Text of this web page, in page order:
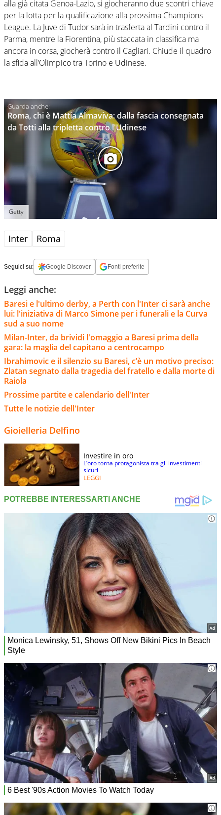
alla già citata Genoa-Lazio, si giocheranno due scontri chiave
per la lotta per la qualificazione alla prossima Champions
League. La Juve di Tudor sarà in trasferta al Tardini contro il
Parma, mentre la Fiorentina, più staccata in classifica ma
ancora in corsa, giocherà contro il Cagliari. Chiude il quadro
la sfida all’Olimpico tra Torino e Udinese.
Roma, chi è Mattia Almaviva: dalla fascia consegnata
da Totti alla tripletta contro l'Udinese
Getty
Inter Roma
Seguici su: Google Discover Fonti preferite
Leggi anche:
Baresi e l'ultimo derby, a Perth con l'Inter ci sarà anche
lui: l'iniziativa di Marco Simone per i funerali e la Curva
sud a suo nome
Milan-Inter, da brividi l'omaggio a Baresi prima della
gara: la maglia del capitano a centrocampo
Ibrahimovic e il silenzio su Baresi, c’è un motivo preciso:
Zlatan segnato dalla tragedia del fratello e dalla morte di
Raiola
Prossime partite e calendario dell'Inter
Tutte le notizie dell'Inter
Gioielleria Delfino
Investire in oro
L’oro torna protagonista tra gli investimenti
sicuri
LEGGI